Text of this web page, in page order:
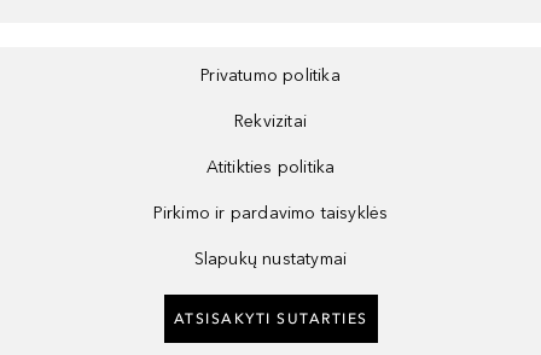
Privatumo politika
Rekvizitai
Atitikties politika
Pirkimo ir pardavimo taisyklės
Slapukų nustatymai
ATSISAKYTI SUTARTIES